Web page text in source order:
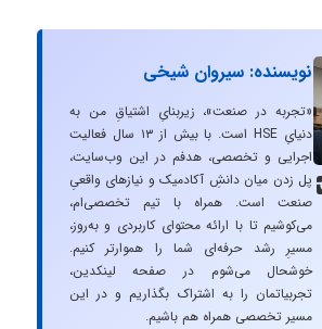
نویسنده: سیروان شیخی
«تجربه در صنعت»، زیربنایِ اشتیاقِ من به
دنیایِ HSE است. با بیش از ۱۳ سال فعالیت
اجرایی و تخصصی، هدفم در این وب‌سایت،
پل زدن میان دانشِ آکادمیک و نیازهای واقعیِ
صنعت است. همراه با تیم تخصصی‌ام،
می‌کوشیم تا با ارائه محتوای کاربردی و به‌روز،
مسیرِ رشد حرفه‌ای شما را هموارتر کنیم.
خوشحال می‌شوم در صفحه لینکدین،
تجربیاتمان را به اشتراک بگذاریم و در این
مسیر تخصصی همراه هم باشیم.